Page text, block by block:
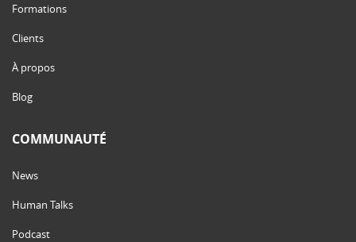
Formations
Clients
À propos
Blog
COMMUNAUTÉ
News
Human Talks
Podcast